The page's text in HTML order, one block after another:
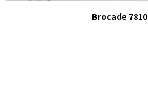
Brocade 7810